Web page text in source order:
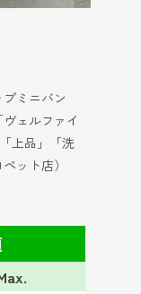
ミニバン
ェルファイ
上品」「洗
ット店）